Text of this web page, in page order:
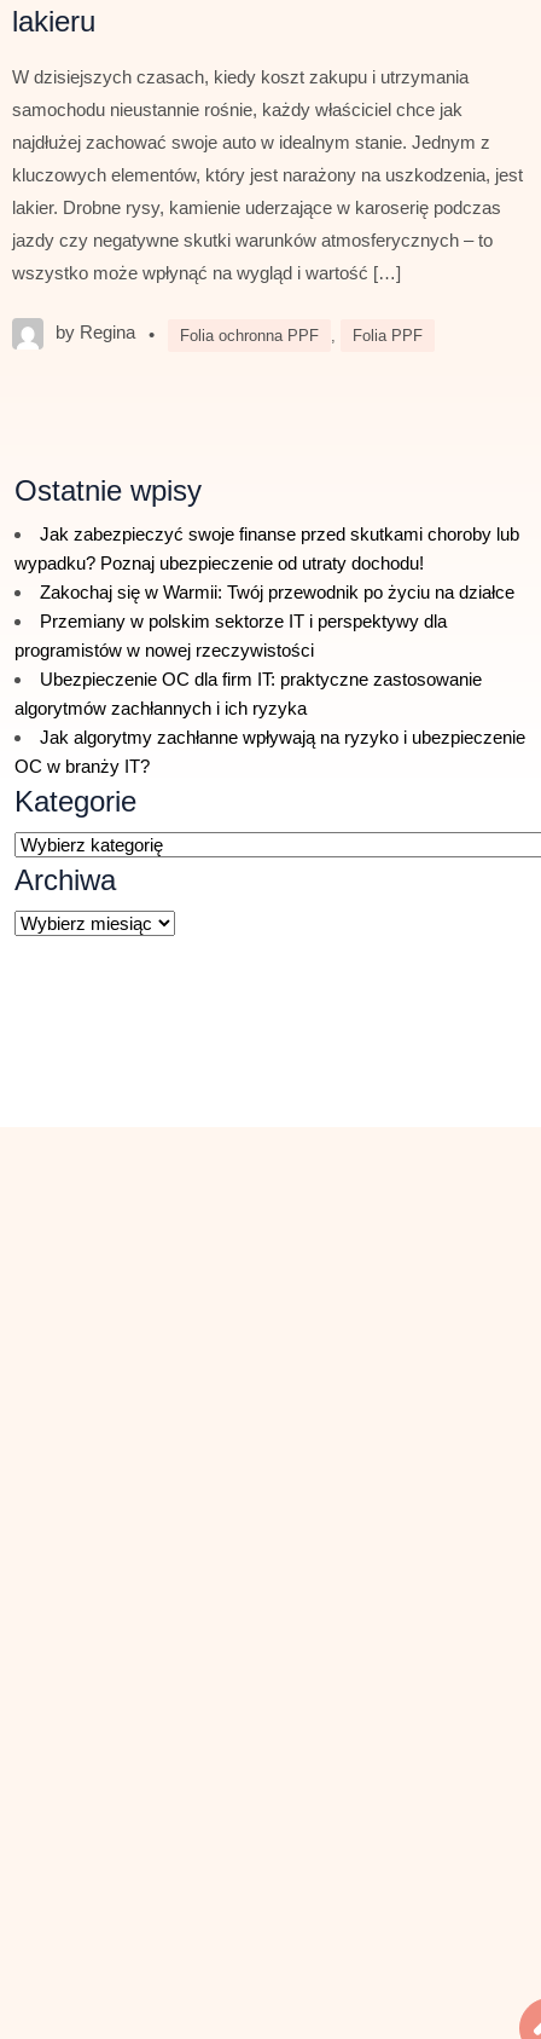
lakieru
W dzisiejszych czasach, kiedy koszt zakupu i utrzymania
samochodu nieustannie rośnie, każdy właściciel chce jak
najdłużej zachować swoje auto w idealnym stanie. Jednym z
kluczowych elementów, który jest narażony na uszkodzenia, jest
lakier. Drobne rysy, kamienie uderzające w karoserię podczas
jazdy czy negatywne skutki warunków atmosferycznych – to
wszystko może wpłynąć na wygląd i wartość […]
by Regina • Folia ochronna PPF Folia PPF
Ostatnie wpisy
Jak zabezpieczyć swoje finanse przed skutkami choroby lub
wypadku? Poznaj ubezpieczenie od utraty dochodu!
Zakochaj się w Warmii: Twój przewodnik po życiu na działce
Przemiany w polskim sektorze IT i perspektywy dla
programistów w nowej rzeczywistości
Ubezpieczenie OC dla firm IT: praktyczne zastosowanie
algorytmów zachłannych i ich ryzyka
Jak algorytmy zachłanne wpływają na ryzyko i ubezpieczenie
OC w branży IT?
Kategorie
Kategorie
Archiwa
Archiwa